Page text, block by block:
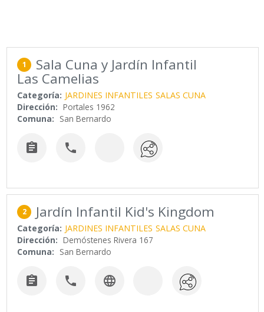
1 Sala Cuna y Jardín Infantil
Las Camelias
Categoría: JARDINES INFANTILES SALAS CUNA
Dirección: Portales 1962
Comuna: San Bernardo
 
2 Jardín Infantil Kid's Kingdom
Categoría: JARDINES INFANTILES SALAS CUNA
Dirección: Demóstenes Rivera 167
Comuna: San Bernardo
  